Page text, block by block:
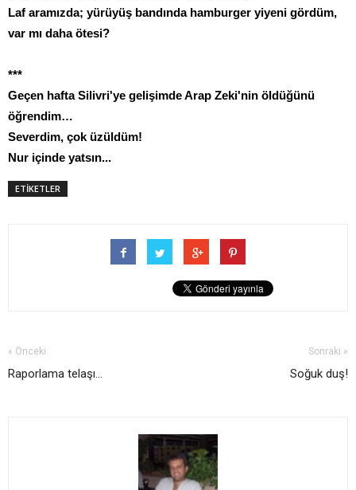
Laf aramızda; yürüyüş bandında hamburger yiyeni gördüm,
var mı daha ötesi?
***
Geçen hafta Silivri'ye gelişimde Arap Zeki'nin öldüğünü
öğrendim…
Severdim, çok üzüldüm!
Nur içinde yatsın...
ETİKETLER
« Önceki
Raporlama telaşı...
Sonraki »
Soğuk duş!